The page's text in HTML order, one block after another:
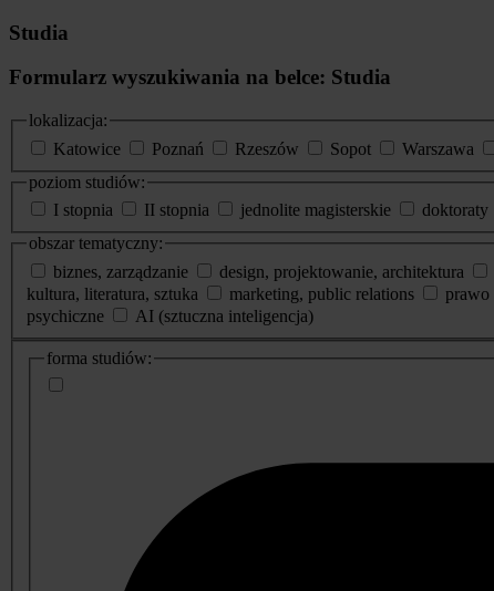
Studia
Formularz wyszukiwania na belce: Studia
lokalizacja:
Katowice
Poznań Rzeszów Sopot Warszawa
poziom studiów:
I stopnia
II stopnia jednolite magisterskie doktoraty
obszar tematyczny:
biznes, zarządzanie
design, projektowanie, architektura
kultura, literatura, sztuka
marketing, public relations prawo
psychiczne
AI (sztuczna inteligencja)
dodatkowe
informacje
forma studiów: